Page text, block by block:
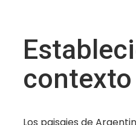
contexto​